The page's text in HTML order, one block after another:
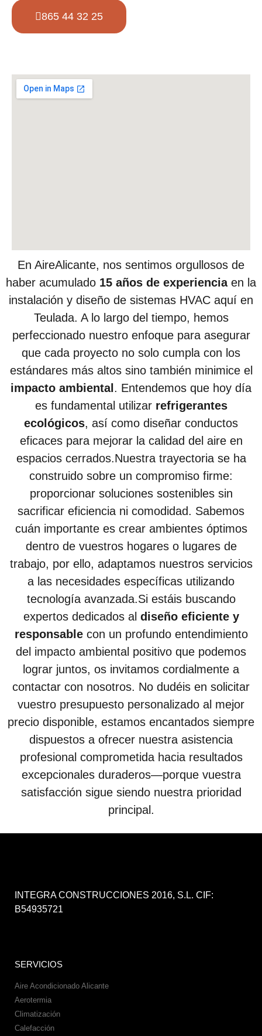
865 44 32 25
En AireAlicante, nos sentimos orgullosos de
haber acumulado 15 años de experienciaen la
instalación y diseño de sistemas HVAC aquí en
Teulada. A lo largo del tiempo, hemos
perfeccionado nuestro enfoque para asegurar
que cada proyecto no solo cumpla con los
estándares más altos sino también minimice el
impacto ambiental . Entendemos que hoy día
es fundamental utilizar refrigerantes
ecológicos, así como diseñar conductos
eficaces para mejorar la calidad del aire en
espacios cerrados.Nuestra trayectoria se ha
construido sobre un compromiso firme:
proporcionar soluciones sostenibles sin
sacrificar eficiencia ni comodidad. Sabemos
cuán importante es crear ambientes óptimos
dentro de vuestros hogares o lugares de
trabajo, por ello, adaptamos nuestros servicios
a las necesidades específicas utilizando
tecnología avanzada.Si estáis buscando
expertos dedicados al diseño eficiente y
responsablecon un profundo entendimiento
del impacto ambiental positivo que podemos
lograr juntos, os invitamos cordialmente a
contactar con nosotros. No dudéis en solicitar
vuestro presupuesto personalizado al mejor
precio disponible, estamos encantados siempre
dispuestos a ofrecer nuestra asistencia
profesional comprometida hacia resultados
excepcionales duraderos—porque vuestra
satisfacción sigue siendo nuestra prioridad
principal.
INTEGRA CONSTRUCCIONES 2016, S.L. CIF:
B54935721
SERVICIOS
Aire Acondicionado Alicante
Aerotermia
Climatización
Calefacción